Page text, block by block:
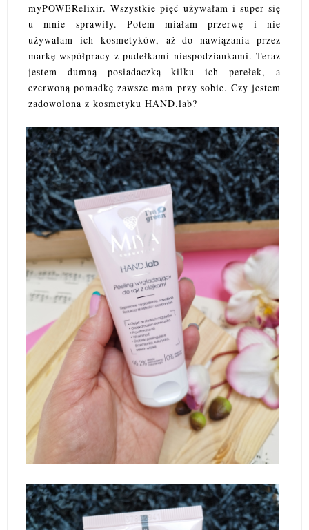
myPOWERelixir. Wszystkie pięć używałam i super się
u mnie sprawiły. Potem miałam przerwę i nie
używałam ich kosmetyków, aż do nawiązania przez
markę współpracy z pudełkami niespodziankami. Teraz
jestem dumną posiadaczką kilku ich perełek, a
czerwoną pomadkę zawsze mam przy sobie. Czy jestem
zadowolona z kosmetyku HAND.lab?